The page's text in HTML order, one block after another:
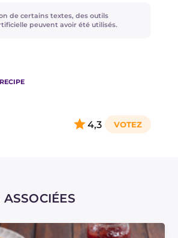
de certains textes, des outils
peuvent avoir été utilisés.
4,3
ASSOCIÉES